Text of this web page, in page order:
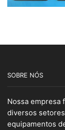
SOBRE NÓS
Nossa empresa
diversos
equipamentos